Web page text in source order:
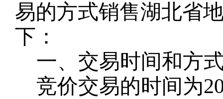
易的方式销售湖北省
下：
一、交易时间和方
竞价交易的时间为